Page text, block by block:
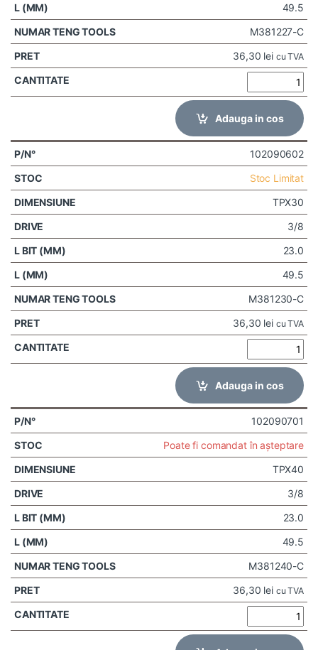
49.5
M381227-C
36,30 lei cu TVA
Adauga in cos
102090602
Stoc Limitat
TPX30
3/8
23.0
49.5
M381230-C
36,30 lei cu TVA
Adauga in cos
102090701
Poate fi comandat în așteptare
TPX40
3/8
23.0
49.5
M381240-C
36,30 lei cu TVA